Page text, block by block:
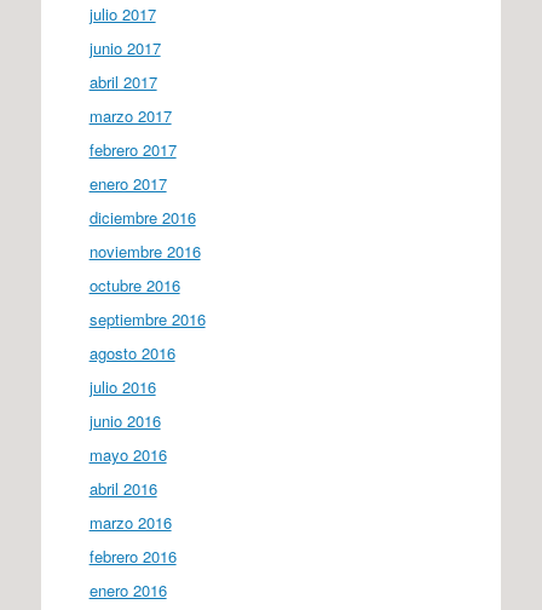
julio 2017
junio 2017
abril 2017
marzo 2017
febrero 2017
enero 2017
diciembre 2016
noviembre 2016
octubre 2016
septiembre 2016
agosto 2016
julio 2016
junio 2016
mayo 2016
abril 2016
marzo 2016
febrero 2016
enero 2016